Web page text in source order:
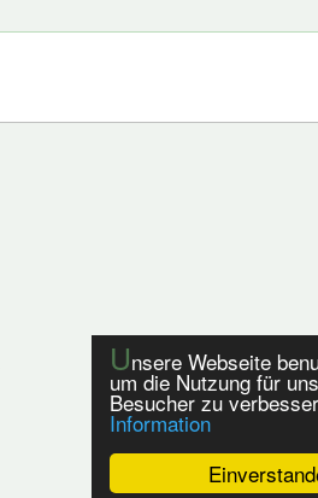
Unsere Webseite
um die Nutzung für
Besucher zu
Information